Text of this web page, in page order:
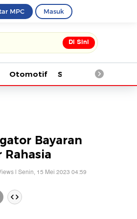
MPC Masuk
Di Sini
Otomotif Saintek
Bayaran
Rahasia
| Senin, 15 Mei 2023 04:59